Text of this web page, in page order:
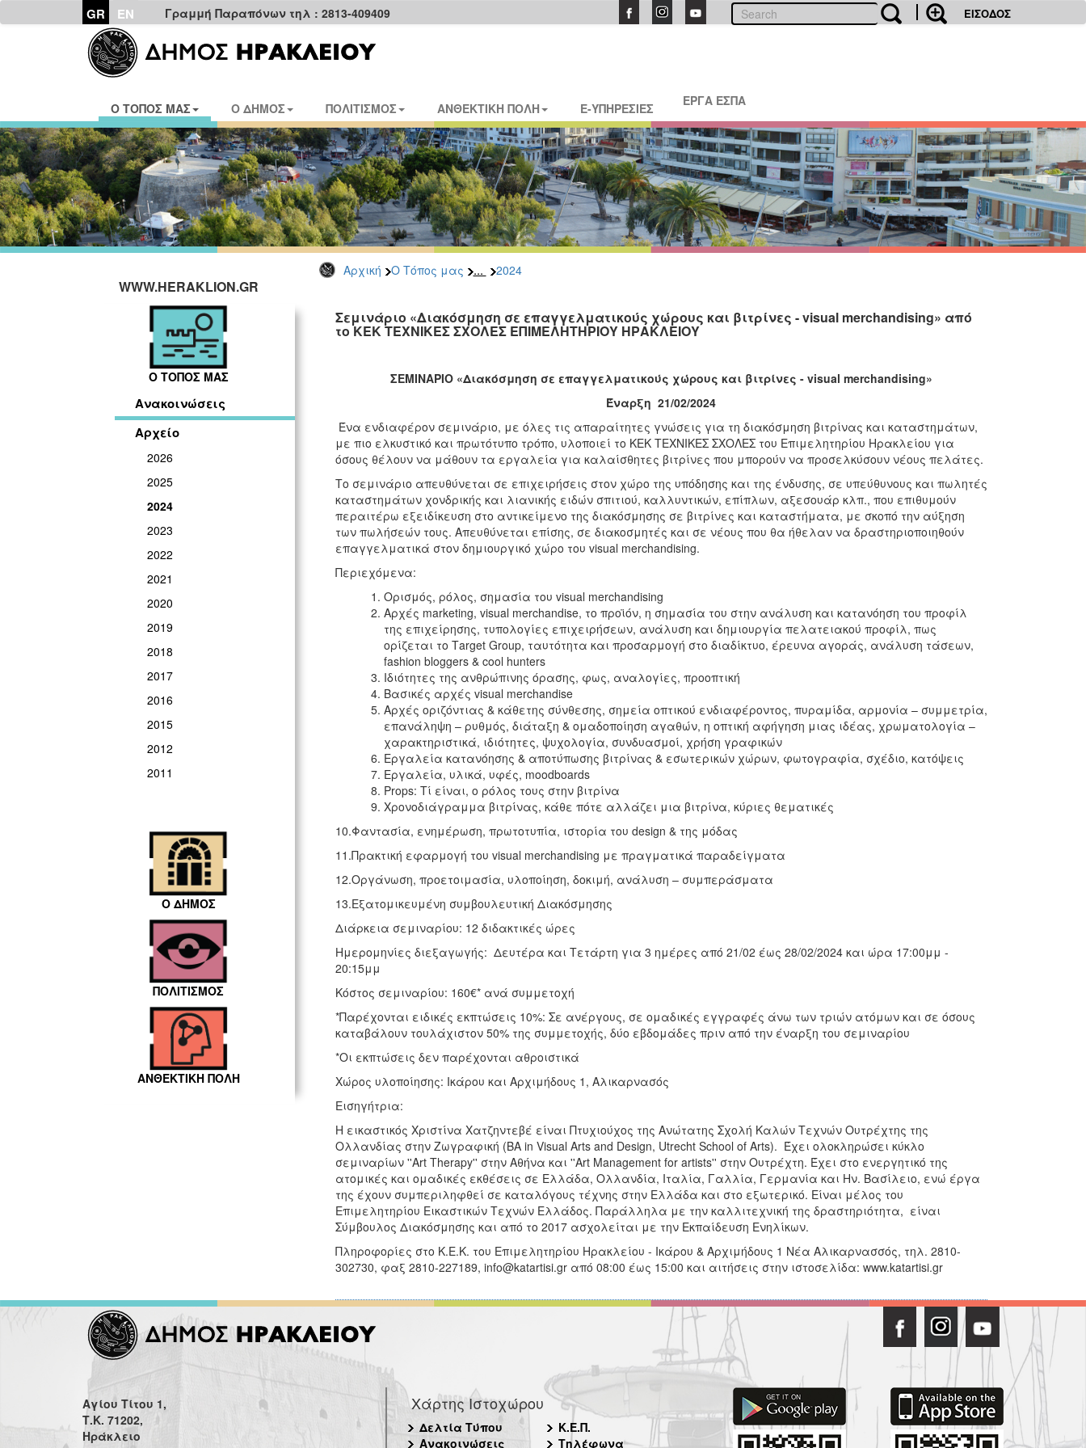
GR EN Γραμμή Παραπόνων τηλ : 2813-409409 ΕΙΣΟΔΟΣ
Ο ΤΟΠΟΣ ΜΑΣ Ο ΔΗΜΟΣ ΠΟΛΙΤΙΣΜΟΣ ΑΝΘΕΚΤΙΚΗ ΠΟΛΗ E-ΥΠΗΡΕΣΙΕΣ ΕΡΓΑ ΕΣΠΑ
Αρχική Ο Τόπος μας ... 2024
WWW.HERAKLION.GR
Ο ΤΟΠΟΣ ΜΑΣ
Ανακοινώσεις
Αρχείο
2026
2025
2024
2023
2022
2021
2020
2019
2018
2017
2016
2015
2012
2011
Ο ΔΗΜΟΣ
ΠΟΛΙΤΙΣΜΟΣ
ΑΝΘΕΚΤΙΚΗ ΠΟΛΗ
Σεμινάριο «Διακόσμηση σε επαγγελματικούς χώρους και βιτρίνες - visual merchandising» από
το ΚΕΚ ΤΕΧΝΙΚΕΣ ΣΧΟΛΕΣ ΕΠΙΜΕΛΗΤΗΡΙΟΥ ΗΡΑΚΛΕΙΟΥ
ΣΕΜΙΝΑΡΙΟ «Διακόσμηση σε επαγγελματικούς χώρους και βιτρίνες - visual merchandising»
Έναρξη 21/02/2024
Ένα ενδιαφέρον σεμινάριο, με όλες τις απαραίτητες γνώσεις για τη διακόσμηση βιτρίνας και καταστημάτων,
με πιο ελκυστικό και πρωτότυπο τρόπο, υλοποιεί το ΚΕΚ ΤΕΧΝΙΚΕΣ ΣΧΟΛΕΣ του Επιμελητηρίου Ηρακλείου για
όσους θέλουν να μάθουν τα εργαλεία για καλαίσθητες βιτρίνες που μπορούν να προσελκύσουν νέους πελάτες.
Το σεμινάριο απευθύνεται σε επιχειρήσεις στον χώρο της υπόδησης και της ένδυσης, σε υπεύθυνους και πωλητές
καταστημάτων χονδρικής και λιανικής ειδών σπιτιού, καλλυντικών, επίπλων, αξεσουάρ κλπ., που επιθυμούν
περαιτέρω εξειδίκευση στο αντικείμενο της διακόσμησης σε βιτρίνες και καταστήματα, με σκοπό την αύξηση
των πωλήσεών τους. Απευθύνεται επίσης, σε διακοσμητές και σε νέους που θα ήθελαν να δραστηριοποιηθούν
επαγγελματικά στον δημιουργικό χώρο του visual merchandising.
Περιεχόμενα:
Ορισμός, ρόλος, σημασία του visual merchandising
Αρχές marketing, visual merchandise, το προϊόν, η σημασία του στην ανάλυση και κατανόηση του προφίλ
της επιχείρησης, τυπολογίες επιχειρήσεων, ανάλυση και δημιουργία πελατειακού προφίλ, πως
ορίζεται το Τarget Group, ταυτότητα και προσαρμογή στο διαδίκτυο, έρευνα αγοράς, ανάλυση τάσεων,
fashion bloggers & cool hunters
Ιδιότητες της ανθρώπινης όρασης, φως, αναλογίες, προοπτική
Βασικές αρχές visual merchandise
Αρχές οριζόντιας & κάθετης σύνθεσης, σημεία οπτικού ενδιαφέροντος, πυραμίδα, αρμονία – συμμετρία,
επανάληψη – ρυθμός, διάταξη & ομαδοποίηση αγαθών, η οπτική αφήγηση μιας ιδέας, χρωματολογία –
χαρακτηριστικά, ιδιότητες, ψυχολογία, συνδυασμοί, χρήση γραφικών
Εργαλεία κατανόησης & αποτύπωσης βιτρίνας & εσωτερικών χώρων, φωτογραφία, σχέδιο, κατόψεις
Εργαλεία, υλικά, υφές, moodboards
Props: Τί είναι, ο ρόλος τους στην βιτρίνα
Χρονοδιάγραμμα βιτρίνας, κάθε πότε αλλάζει μια βιτρίνα, κύριες θεματικές
10.Φαντασία, ενημέρωση, πρωτοτυπία, ιστορία του design & της μόδας
11.Πρακτική εφαρμογή του visual merchandising με πραγματικά παραδείγματα
12.Οργάνωση, προετοιμασία, υλοποίηση, δοκιμή, ανάλυση – συμπεράσματα
13.Εξατομικευμένη συμβουλευτική Διακόσμησης
Διάρκεια σεμιναρίου: 12 διδακτικές ώρες
Ημερομηνίες διεξαγωγής: Δευτέρα και Τετάρτη για 3 ημέρες από 21/02 έως 28/02/2024 και ώρα 17:00μμ -
20:15μμ
Κόστος σεμιναρίου: 160€* ανά συμμετοχή
*Παρέχονται ειδικές εκπτώσεις 10%: Σε ανέργους, σε ομαδικές εγγραφές άνω των τριών ατόμων και σε όσους
καταβάλουν τουλάχιστον 50% της συμμετοχής, δύο εβδομάδες πριν από την έναρξη του σεμιναρίου
*Οι εκπτώσεις δεν παρέχονται αθροιστικά
Χώρος υλοποίησης: Ικάρου και Αρχιμήδους 1, Αλικαρνασός
Εισηγήτρια:
Η εικαστικός Χριστίνα Χατζηντεβέ είναι Πτυχιούχος της Ανώτατης Σχολή Καλών Τεχνών Ουτρέχτης της
Ολλανδίας στην Ζωγραφική (ΒΑ in Visual Arts and Design, Utrecht School of Arts). Έχει ολοκληρώσει κύκλο
σεμιναρίων ''Αrt Therapy'' στην Αθήνα και ''Αrt Management for artists'' στην Ουτρέχτη. Έχει στο ενεργητικό της
ατομικές και ομαδικές εκθέσεις σε Ελλάδα, Ολλανδία, Ιταλία, Γαλλία, Γερμανία και Ην. Βασίλειο, ενώ έργα
της έχουν συμπεριληφθεί σε καταλόγους τέχνης στην Ελλάδα και στο εξωτερικό. Είναι μέλος του
Επιμελητηρίου Εικαστικών Τεχνών Ελλάδος. Παράλληλα με την καλλιτεχνική της δραστηριότητα, είναι
Σύμβουλος Διακόσμησης και από το 2017 ασχολείται με την Εκπαίδευση Ενηλίκων.
Πληροφορίες στο Κ.Ε.Κ. του Επιμελητηρίου Ηρακλείου - Ικάρου & Αρχιμήδους 1 Νέα Αλικαρνασσός, τηλ. 2810-
302730, φαξ 2810-227189, info@katartisi.gr από 08:00 έως 15:00 και αιτήσεις στην ιστοσελίδα: www.katartisi.gr
Αγίου Τίτου 1,
Τ.Κ. 71202,
Ηράκλειο
Χάρτης Ιστοχώρου
Δελτία Τύπου
Ανακοινώσεις
Κ.Ε.Π.
Τηλέφωνα